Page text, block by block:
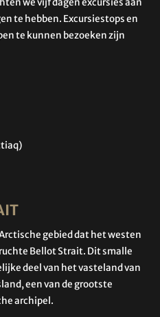
te hebben. Excursiestops en
te kunnen bezoeken zijn
gebied dat het westen
Bellot Strait. Dit smalle
deel van het vasteland van
een van de grootste
archipel.